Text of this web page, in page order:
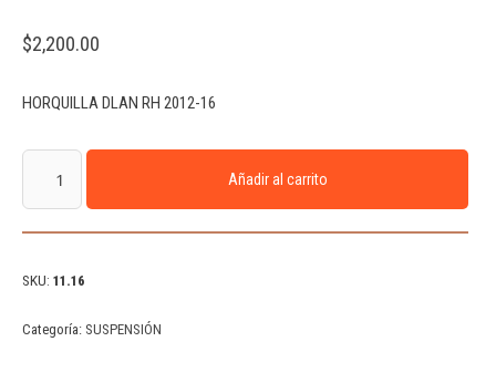
$2,200.00
HORQUILLA DLAN RH 2012-16
Añadir al carrito
SKU: 11.16
Categoría: SUSPENSIÓN